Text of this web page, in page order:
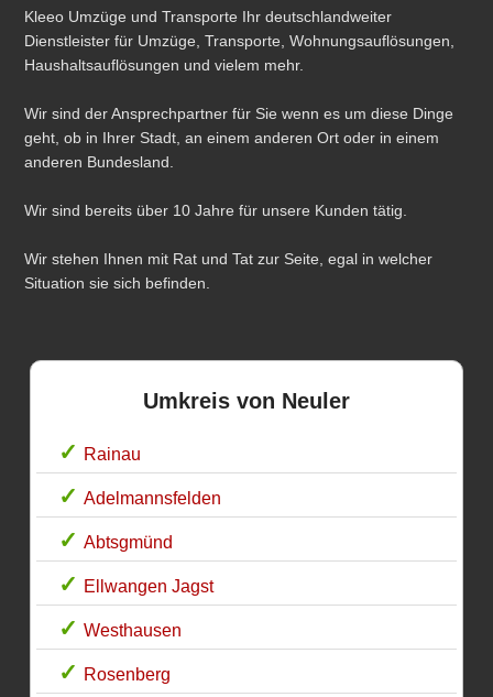
Kleeo Umzüge und Transporte Ihr deutschlandweiter
Dienstleister für Umzüge, Transporte, Wohnungsauflösungen,
Haushaltsauflösungen und vielem mehr.
Wir sind der Ansprechpartner für Sie wenn es um diese Dinge
geht, ob in Ihrer Stadt, an einem anderen Ort oder in einem
anderen Bundesland.
Wir sind bereits über 10 Jahre für unsere Kunden tätig.
Wir stehen Ihnen mit Rat und Tat zur Seite, egal in welcher
Situation sie sich befinden.
Umkreis von Neuler
Rainau
Adelmannsfelden
Abtsgmünd
Ellwangen Jagst
Westhausen
Rosenberg